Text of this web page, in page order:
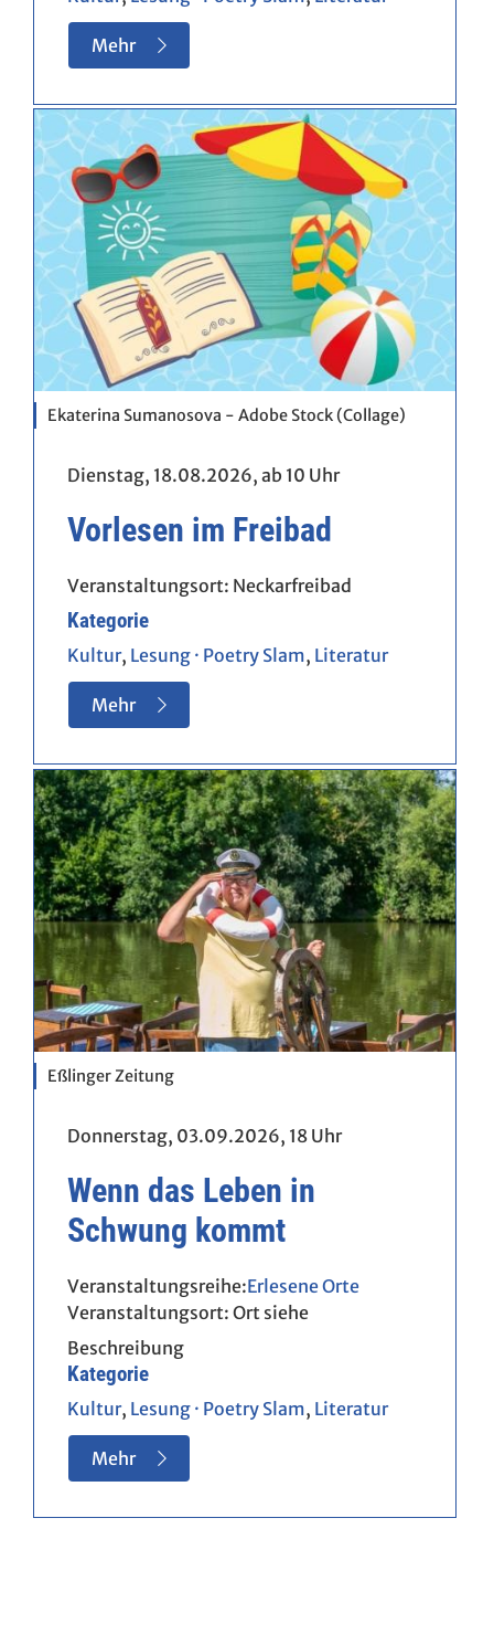
Mehr
Ekaterina Sumanosova - Adobe Stock (Collage)
Dienstag, 18.08.2026, ab 10 Uhr
Vorlesen im Freibad
Veranstaltungsort: Neckarfreibad
Kategorie
Kultur, Lesung · Poetry Slam, Literatur
Mehr
Eßlinger Zeitung
Donnerstag, 03.09.2026, 18 Uhr
Wenn das Leben in
Schwung kommt
Erlesene Orte
Veranstaltungsort: Ort siehe
Beschreibung
Kategorie
Kultur, Lesung · Poetry Slam, Literatur
Mehr